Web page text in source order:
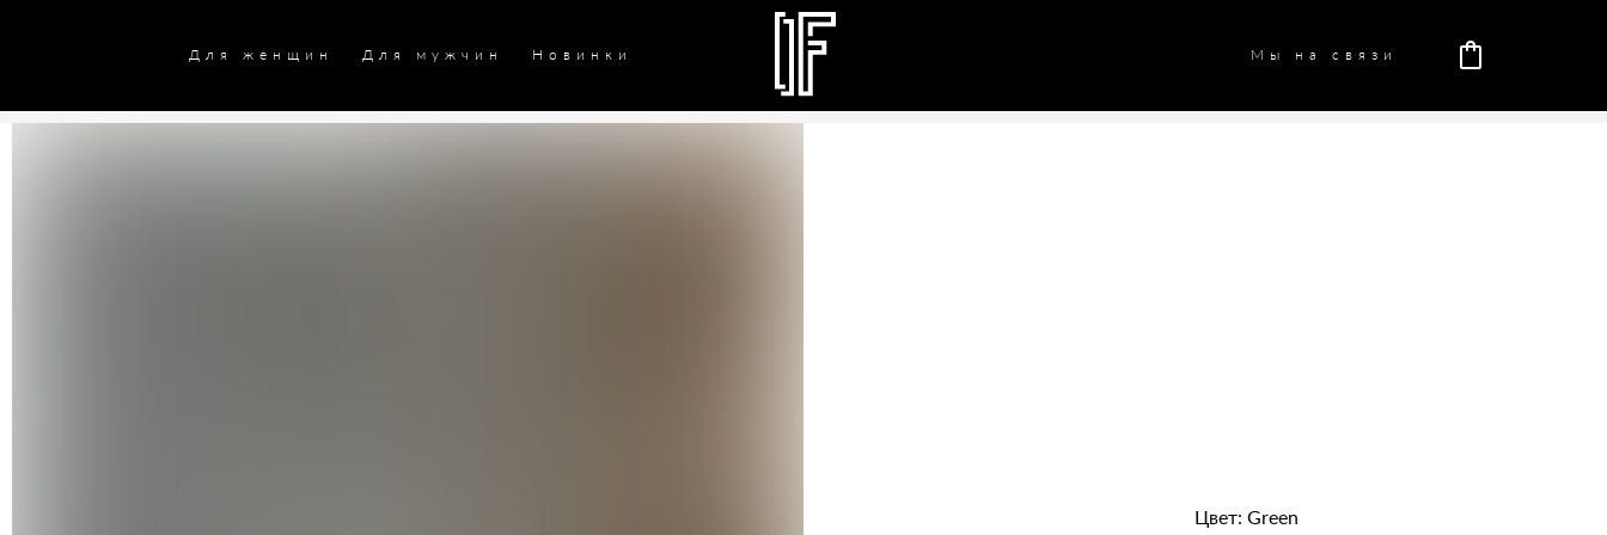
Для женщин Для мужчин Новинки Мы на связи
Цвет: Green